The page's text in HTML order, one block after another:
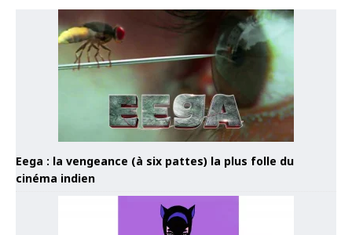
Eega : la vengeance (à six pattes) la plus folle du
cinéma indien